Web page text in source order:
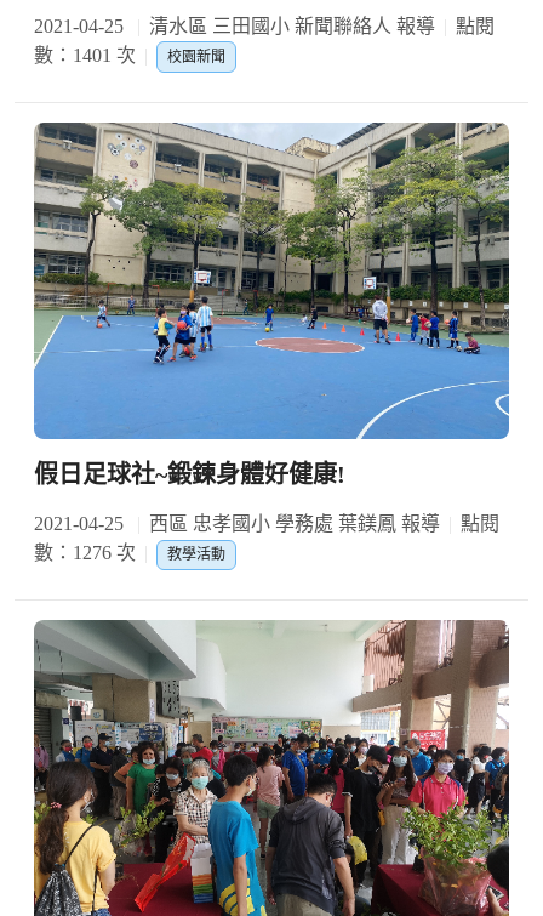
2021-04-25 清水區 三田國小 新聞聯絡人 報導
點閱
數：1401 次
校園新聞
假日足球社~鍛鍊身體好健康!
2021-04-25 西區 忠孝國小 學務處 葉鎂鳳 報導
點閱
數：1276 次
教學活動